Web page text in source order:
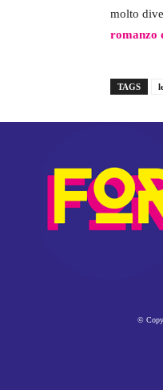
molto
romanzo
TAGS
©